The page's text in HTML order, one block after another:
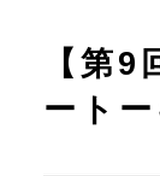
【第9
ート